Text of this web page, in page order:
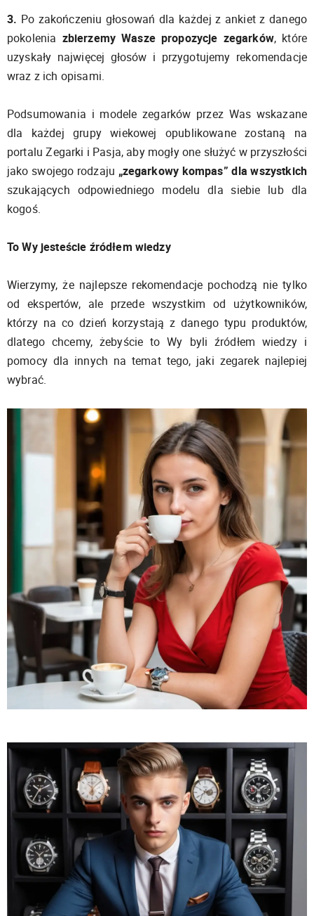
3. Po zakończeniu głosowań dla każdej z ankiet z danego
pokolenia zbierzemy Wasze propozycje zegarków, które
uzyskały najwięcej głosów i przygotujemy rekomendacje
wraz z ich opisami.
Podsumowania i modele zegarków przez Was wskazane
dla każdej grupy wiekowej opublikowane zostaną na
portalu Zegarki i Pasja, aby mogły one służyć w przyszłości
jako swojego rodzaju „zegarkowy kompas” dla wszystkich
szukających odpowiedniego modelu dla siebie lub dla
kogoś.
To Wy jesteście źródłem wiedzy
Wierzymy, że najlepsze rekomendacje pochodzą nie tylko
od ekspertów, ale przede wszystkim od użytkowników,
którzy na co dzień korzystają z danego typu produktów,
dlatego chcemy, żebyście to Wy byli źródłem wiedzy i
pomocy dla innych na temat tego, jaki zegarek najlepiej
wybrać.